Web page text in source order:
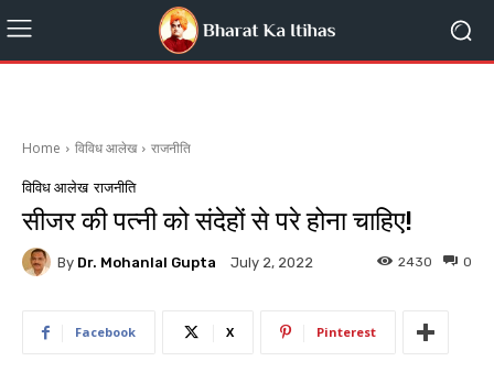
Home विविध आलेख राजनीति
विविध आलेख राजनीति
सीजर की पत्नी को संदेहों से परे होना चाहिए!
By Dr. Mohanlal Gupta July 2, 2022 0
2430
Facebook X Pinterest